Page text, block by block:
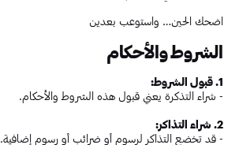
اضحك الحين… واستوعب بعدين
الشروط والأحكام
1. قبول الشروط:
- شراء التذكرة يعني قبول هذه الشروط والأحكام.
2. شراء التذاكر:
- قد تخضع التذاكر لرسوم أو ضرائب أو رسوم إضافية.